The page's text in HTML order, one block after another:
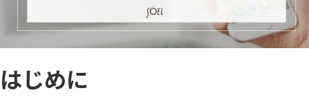
はじめに